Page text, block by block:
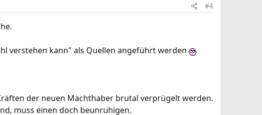
#4
verstehen kann" als Quellen angeführt werden
der neuen Machthaber brutal verprügelt werden.
muss einen doch beunruhigen.